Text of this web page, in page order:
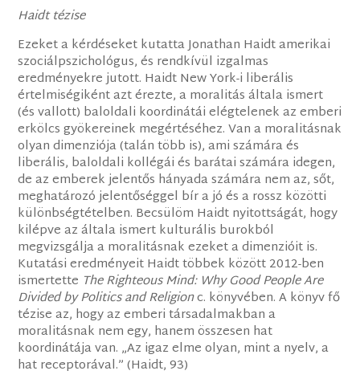
Haidt tézise
Ezeket a kérdéseket kutatta Jonathan Haidt amerikai
szociálpszichológus, és rendkívül izgalmas
eredményekre jutott. Haidt New York-i liberális
értelmiségiként azt érezte, a moralitás általa ismert
(és vallott) baloldali koordinátái elégtelenek az emberi
erkölcs gyökereinek megértéséhez. Van a moralitásnak
olyan dimenziója (talán több is), ami számára és
liberális, baloldali kollégái és barátai számára idegen,
de az emberek jelentős hányada számára nem az, sőt,
meghatározó jelentőséggel bír a jó és a rossz közötti
különbségtételben. Becsülöm Haidt nyitottságát, hogy
kilépve az általa ismert kulturális burokból
megvizsgálja a moralitásnak ezeket a dimenzióit is.
Kutatási eredményeit Haidt többek között 2012-ben
ismertette The Righteous Mind: Why Good People Are
Divided by Politics and Religionc. könyvében. A könyv fő
tézise az, hogy az emberi társadalmakban a
moralitásnak nem egy, hanem összesen hat
koordinátája van. „Az igaz elme olyan, mint a nyelv, a
hat receptorával.” (Haidt, 93)